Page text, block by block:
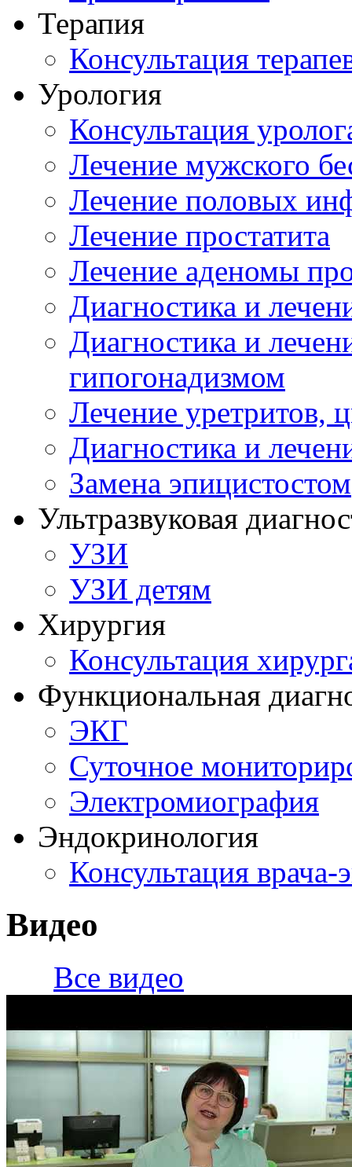
Терапия
Консультация
Урология
Консультация
Лечение мужского
Лечение половых
Лечение простатита
Лечение аденомы
Диагностика и
Диагностика и
гипогонадизмом
Лечение уретритов,
Диагностика и
Замена эпицистостом
Ультразвуковая
УЗИ
УЗИ детям
Хирургия
Консультация
Функциональная
ЭКГ
Суточное
Электромиография
Эндокринология
Консультация врача-
Видео
Все видео